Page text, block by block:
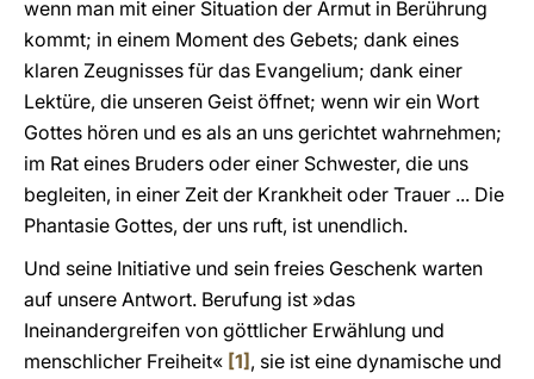
wenn man mit einer Situation der Armut in Berührung
kommt; in einem Moment des Gebets; dank eines
klaren Zeugnisses für das Evangelium; dank einer
Lektüre, die unseren Geist öffnet; wenn wir ein Wort
Gottes hören und es als an uns gerichtet wahrnehmen;
im Rat eines Bruders oder einer Schwester, die uns
begleiten, in einer Zeit der Krankheit oder Trauer ... Die
Phantasie Gottes, der uns ruft, ist unendlich.
Und seine Initiative und sein freies Geschenk warten
auf unsere Antwort. Berufung ist »das
Ineinandergreifen von göttlicher Erwählung und
menschlicher Freiheit« [1] , sie ist eine dynamische und